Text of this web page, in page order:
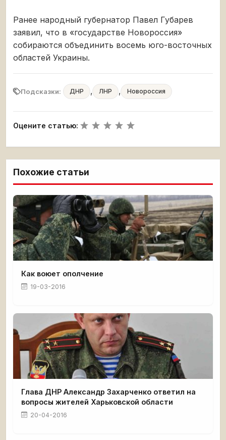
Ранее народный губернатор Павел Губарев
заявил, что в «государстве Новороссия»
собираются объединить восемь юго-восточных
областей Украины.
Подсказки: ДНР , ЛНР , Новороссия
Оцените статью:
Похожие статьи
Как воюет ополчение
19-03-2016
Глава ДНР Александр Захарченко ответил на
вопросы жителей Харьковской области
20-04-2016